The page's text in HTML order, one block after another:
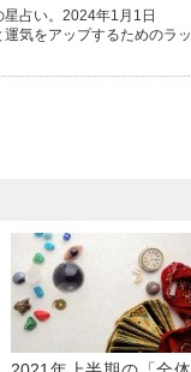
占い。2024年1月1日
気をアップするためのラッ